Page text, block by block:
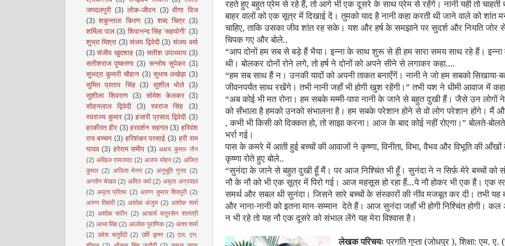
रहते हुए बहुत प्रेम से रहे हैं, तो आगे भी एक दूसरे के साथ प्रेम से रहेंगे। नानी यही तो चाहती
बाहर वालों को एक सूत्र में दिखाई दें। तुमकोयाद है नानी कहा करती थी जाने वाले को शांत
चाहिए,ताकि उसका जीव शांत रह सके। यश और हर्ष के समझाने पर सुदर्श और नियति जोर
चिपक गए और बोले..
“आप दोनों हम सब से बड़े हैं भैया। इन्ना के साथ शुरू से ही हम सारा समय साथ रहे हैं। इन्ना
थी। बोलकर दोनों रोने लगे, तो हर्ष ने दोनों को अपने सीने से लगाकर कहा....
“हम सब साथ हैं न। उनकी यादों को अपनी ताकत बनाएँगें। नानी ने जो हम सबको सिखाया-
जीवनपर्यंत साथ रखेंगे। तभी नानी जहाँ भी होगी खुश रहेंगी।” तभी यश ने धीमी आवाज में
“अब कोई भी मत रोना। हम सबके मम्मी-पापा नानी के जाने से बहुत दुखी हैं। जैसे उन लोगों
कोसँभाला है हमको उनको संभालना है। हम सबके परेशान होने से वो लोग परेशान होंगे। मैं
, कभी भी किसी को दिक्कत हो, तो साझा करना। आज के बाद कोई नहीं रोएगा।” बोलते-
भर्रा गई।
पास के कमरे में आती हुई बच्चों की आवाजों ने कृष्णा, विनीता, विभा, वैभव और विभूति की आँखों
कृष्णा रोते हुए बोले..
“सुनंदा के जाने से बहुत दुखी हूँ मैं। पर आज निश्चिंत भी हूँ। सुनंदा ने न सिर्फ़ मेरे बच्चों को
नौ के नौ को भी एक सूत्र में पिरो गई। आज महसूस हो रहा हैं...ये नौ होकर भी एक हैं। एक
समर्थ और सबल थी सुनंदा। जिसने सारे बच्चों के संस्कारों की नींव मजबूत कर दी। तभी यह
और नाना-नानी को इतना मान-सम्मान देते हैं। आज सुनंदा जहाँ भी होगी निश्चिंत होगी।
न भी रहे तो यह नौ एक दूसरे को संभाल लेंगे यह मेरा विश्वास है।
लेखक परिचयः प्रगति गुप्ता (जोधपुर ), शिक्षा: एम.
जगदलपुरी (3) लोक-जीवन (3) वीणा विज
(3) शकुन्तला किरण (3) शब्द चित्र (3)
शर्मिला पाल (3) शिवानन्द सिंह ‘सहयोगी’ (3)
शुभ्रा मिश्रा (3) संजय द्विवेदी (3) संजय वर्मा
(3) संजीव खुदशाह (3) सतीश उपाध्याय (3)
सतीशराज पुष्करणा (3) सन्तोष सुपेकर (3)
सुभद्रा कुमारी चौहान (3) सुभाष लखेड़ा (3)
सुमित प्रताप सिंह (3) सुशील भोले (3)
सुशीला शिवराण
(3) सोमेश केलकर
(3)
सोहनलाल द्विवेदी
(3) स्वराज सिंह
(3)
स्वराज्य कुमार (3) हजारी प्रसाद द्विवेदी (3)
हरकीरत हीर (3) हरदर्शन सहगल (3) हरिवंश
राय बच्चन (3) हरिशंकर परसाई (3) हरी राम
यादव (3) हरेराम समीप (3) अक्षय कुमार जैन
(2) अखिल रायजादा (2) अजय मोहन (2) अजित
कुमार (2) अजिता मेनन (2) अनुभूति गुप्ता (2)
अन्तोन चेखव (2) अमित वर्मा (2) अमृता अग्रवाल
(2) अमृता प्रीतम (2) अरुण कुमार शिवपुरी (2)
अरुण तिवारी (2) अशोक अंजुम (2) अशोक शर्मा
(2) अशोक सरीन (2) आचार्य चतुरसेन शास्त्री
(2) आभा सिंह (2) आलोक पुराणिक (2) आशा शर्मा
(2) उमेश चतुर्वेदी (2) उर्मि कृष्ण (2) एल. एन.